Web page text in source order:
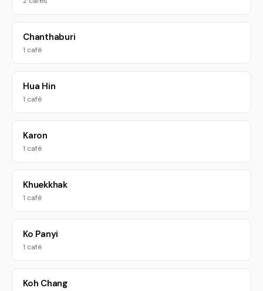
Chanthaburi
1 café
Hua Hin
1 café
Karon
1 café
Khuekkhak
1 café
Ko Panyi
1 café
Koh Chang